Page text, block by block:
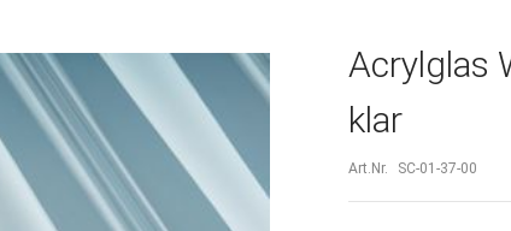
Acrylglas
klar
Art.Nr. SC-01-37-00